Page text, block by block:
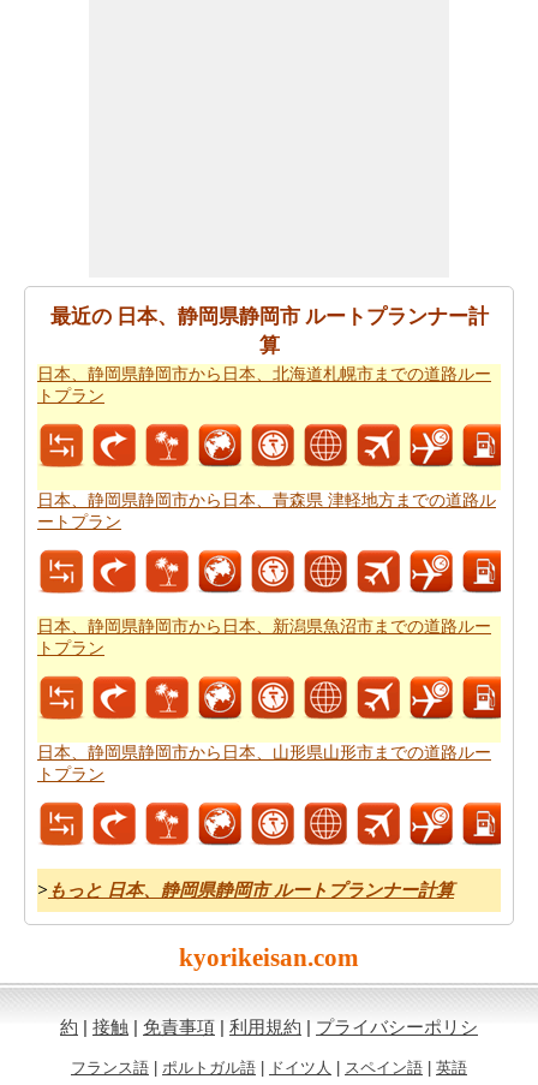
あなたは旅に時間の制約を持っていますか。 の場合、あ
なたは非常によくあなたの時間を管理しなければならな
いし、これのためにあなたは日本、静岡県静岡市から日
本、北海道札幌市までの飛行時間
ります。
あなたのルートを得ることが計画された後、あなたの旅
のために駆動するためのコストの公正な見積もりを有す
ることが重要です。あなたはこの旅費計算機を使用して
日本、静岡県静岡市から日本、北海道札幌市までの旅行
の費用 を得ることができます。
最近の 日本、静岡県静岡市 ルートプランナー計
算
日本、静岡県静岡市から日本、北海道札幌市までの道路ルー
トプラン
日本、静岡県静岡市から日本、青森県 津軽地方までの道路ル
ートプラン
日本、静岡県静岡市から日本、新潟県魚沼市までの道路ルー
トプラン
日本、静岡県静岡市から日本、山形県山形市までの道路ルー
トプラン
> もっと 日本、静岡県静岡市 ルートプランナー計算
kyorikeisan.com
約 | 接触 | 免責事項 | 利用規約 | プライバシーポリシ
フランス語 | ポルトガル語 | ドイツ人 | スペイン語 | 英語